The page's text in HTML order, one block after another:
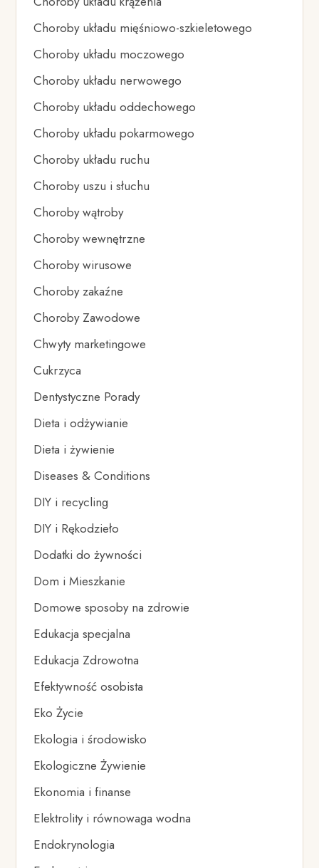
Choroby układu mięśniowo-szkieletowego
Choroby układu moczowego
Choroby układu nerwowego
Choroby układu oddechowego
Choroby układu pokarmowego
Choroby układu ruchu
Choroby uszu i słuchu
Choroby wątroby
Choroby wewnętrzne
Choroby wirusowe
Choroby zakaźne
Choroby Zawodowe
Chwyty marketingowe
Cukrzyca
Dentystyczne Porady
Dieta i odżywianie
Dieta i żywienie
Diseases & Conditions
DIY i recycling
DIY i Rękodzieło
Dodatki do żywności
Dom i Mieszkanie
Domowe sposoby na zdrowie
Edukacja specjalna
Edukacja Zdrowotna
Efektywność osobista
Eko Życie
Ekologia i środowisko
Ekologiczne Żywienie
Ekonomia i finanse
Elektrolity i równowaga wodna
Endokrynologia